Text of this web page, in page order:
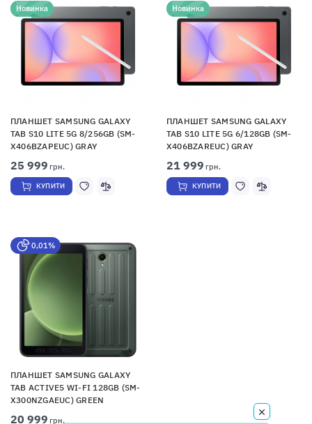
Новинка
ПЛАНШЕТ SAMSUNG GALAXY
TAB S10 LITE 5G 8/256GB (SM-
X406BZAPEUC) GRAY
25 999 грн.
КУПИТИ
Новинка
ПЛАНШЕТ SAMSUNG GALAXY
TAB S10 LITE 5G 6/128GB (SM-
X406BZAREUC) GRAY
21 999 грн.
КУПИТИ
0,01%
ПЛАНШЕТ SAMSUNG GALAXY
TAB ACTIVE5 WI-FI 128GB (SM-
X300NZGAEUC) GREEN
20 999 грн.